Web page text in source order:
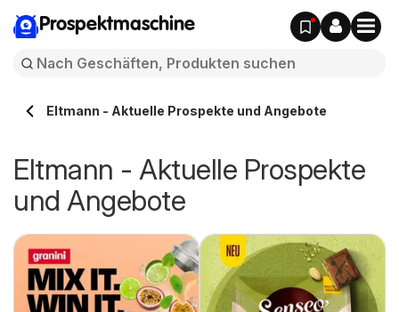
Prospektmaschine
Eltmann - Aktuelle Prospekte und Angebote
Eltmann - Aktuelle Prospekte
und Angebote